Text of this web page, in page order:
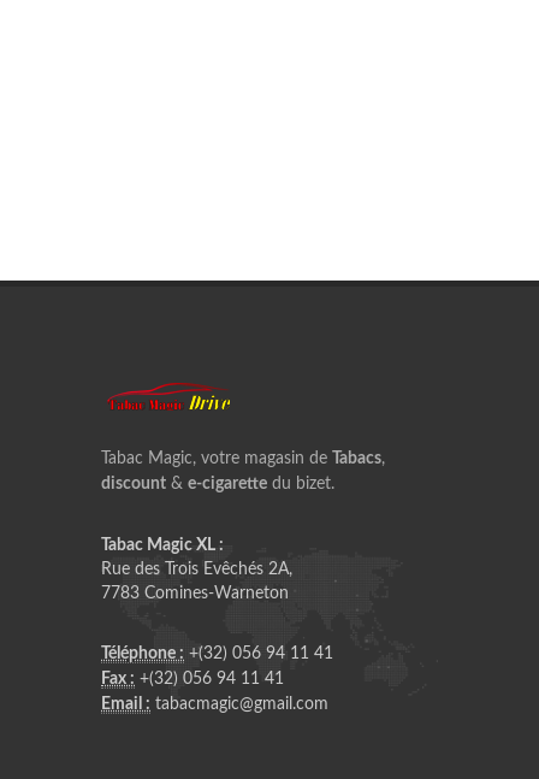
Tabac Magic, votre magasin de Tabacs,
discount & e-cigarette du bizet.
Tabac Magic XL :
Rue des Trois Evêchés 2A,
7783 Comines-Warneton
Téléphone : +(32) 056 94 11 41
Fax : +(32) 056 94 11 41
Email : tabacmagic@gmail.com